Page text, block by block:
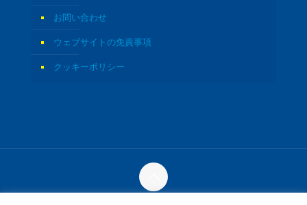
お問い合わせ
ウェブサイトの免責事項
クッキーポリシー